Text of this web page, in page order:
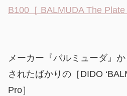
B100［ BALMUDA The Plate
メーカー『バルミューダ』
されたばかりの［DIDO
Pro］